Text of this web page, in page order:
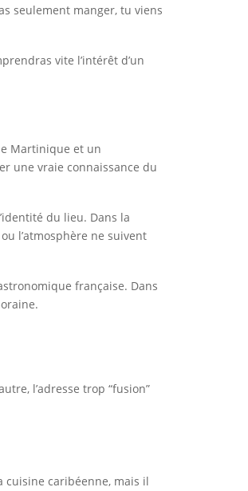
seulement manger, tu viens
vite l’intérêt d’un
Martinique et un
une vraie connaissance du
du lieu. Dans la
l’atmosphère ne suivent
française. Dans
l’adresse trop “fusion”
cuisine caribéenne, mais il